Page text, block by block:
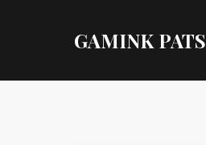
GAMINK PATS